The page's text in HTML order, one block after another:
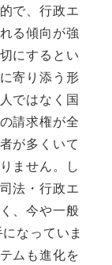
で、行政エ
る傾向が強
にするとい
寄り添う形
ではなく国
請求権が全
が多くいて
ません。し
法・行政エ
、今や一般
なっていま
ムも進化を